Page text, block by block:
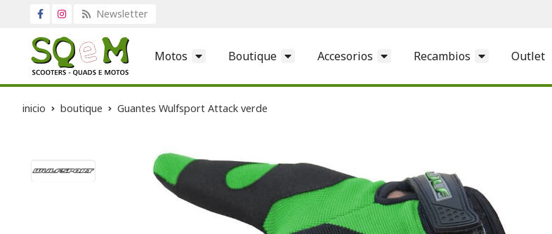
Newsletter
Motos Boutique Accesorios Recambios Outlet
inicio boutique Guantes Wulfsport Attack verde